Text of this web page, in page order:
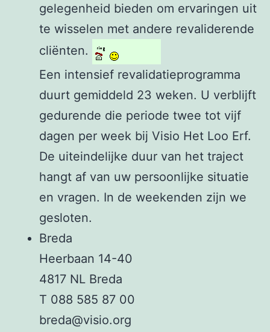
gelegenheid bieden om ervaringen uit
te wisselen met andere revaliderende
cliënten.
Een intensief revalidatieprogramma
duurt gemiddeld 23 weken. U verblijft
gedurende die periode twee tot vijf
dagen per week bij Visio Het Loo Erf.
De uiteindelijke duur van het traject
hangt af van uw persoonlijke situatie
en vragen. In de weekenden zijn we
gesloten.
Breda
Heerbaan 14-40
4817 NL Breda
T 088 585 87 00
breda@visio.org